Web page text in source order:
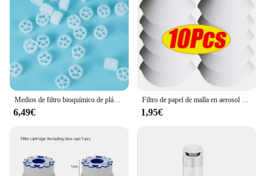
Medios de filtro bioquímico de plástico para cama móvil, filtración de Acuario, pecera, estanque koi, K1, K2, K3
6,49€
Filtro de papel de malla en aerosol para pintura de coche, embudo de filtrado purificador, Filtro de pintura desechable, herramienta de embudos de papel de Micron cónico, 10-300 piezas
1,95€